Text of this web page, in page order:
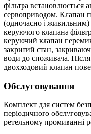
фільтра встановлюється
сервоприводом. Клапан
(одночасно і живильним)
керуючого клапана
керуючий клапан
закритий стан,
води до споживача.
двохходовий клапан
Обслуговування
Комплект для систем
періодичного
ретельному промиванні